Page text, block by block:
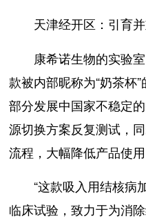
天津经开区：引育
康希诺生物的实验室
款被内部昵称为“奶茶杯
部分发展中国家不稳定
源切换方案反复测试，
流程，大幅降低产品使用
“这款吸入用结核病
临床试验，致力于为消